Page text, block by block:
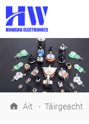
Áit - Táirgeacht